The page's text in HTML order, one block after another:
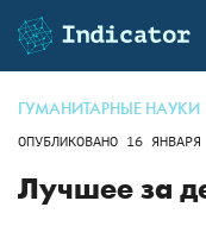
ГУМАНИТАРНЫЕ НАУКИ
ОПУБЛИКОВАНО 16
Лучшее за